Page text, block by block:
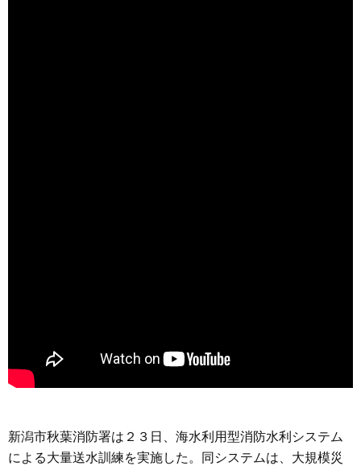
新潟市秋葉消防署は２３日、海水利用型消防水利システム
による大量送水訓練を実施した。同システムは、大規模災